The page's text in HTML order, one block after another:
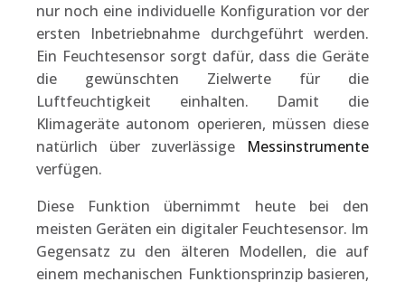
nur noch eine individuelle Konfiguration vor der
ersten Inbetriebnahme durchgeführt werden.
Ein Feuchtesensor sorgt dafür, dass die Geräte
die gewünschten Zielwerte für die
Luftfeuchtigkeit einhalten. Damit die
Klimageräte autonom operieren, müssen diese
natürlich über zuverlässige Messinstrumente
verfügen.
Diese Funktion übernimmt heute bei den
meisten Geräten ein digitaler Feuchtesensor. Im
Gegensatz zu den älteren Modellen, die auf
einem mechanischen Funktionsprinzip basieren,